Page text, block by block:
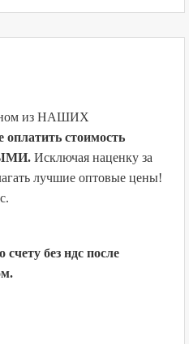
из НАШИХ
стоимость
Исключая наценку за
лучшие оптовые цены!
без ндс после